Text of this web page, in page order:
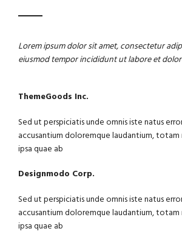
Lorem ipsum dolor sit amet, consectetur
eiusmod tempor incididunt ut labore et
ThemeGoods Inc.
Sed ut perspiciatis unde omnis iste natus
accusantium doloremque laudantium, totam
ipsa quae ab
Designmodo Corp.
Sed ut perspiciatis unde omnis iste natus
accusantium doloremque laudantium, totam
ipsa quae ab